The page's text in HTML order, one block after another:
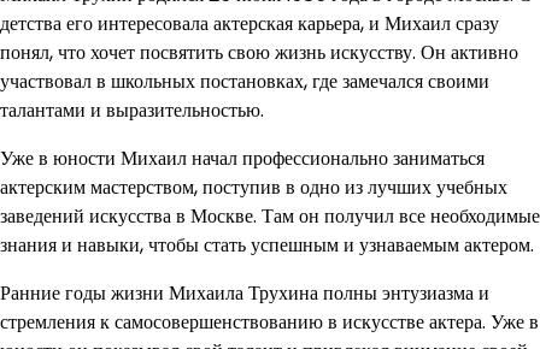
детства его интересовала актерская карьера, и Михаил сразу
понял, что хочет посвятить свою жизнь искусству. Он активно
участвовал в школьных постановках, где замечался своими
талантами и выразительностью.
Уже в юности Михаил начал профессионально заниматься
актерским мастерством, поступив в одно из лучших учебных
заведений искусства в Москве. Там он получил все необходимые
знания и навыки, чтобы стать успешным и узнаваемым актером.
Ранние годы жизни Михаила Трухина полны энтузиазма и
стремления к самосовершенствованию в искусстве актера. Уже в